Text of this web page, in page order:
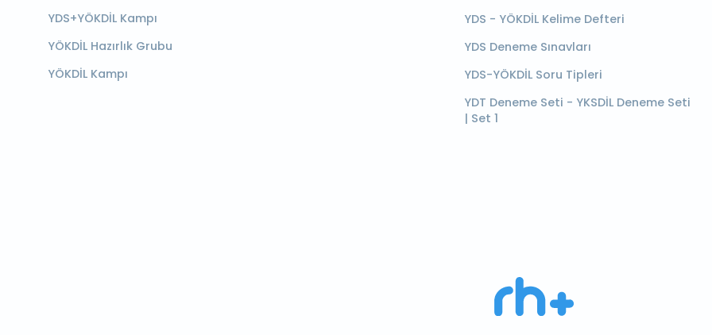
YDS+YÖKDİL Kampı
YÖKDİL Hazırlık Grubu
YÖKDİL Kampı
YDS - YÖKDİL Kelime Defteri
YDS Deneme Sınavları
YDS-YÖKDİL Soru Tipleri
YDT Deneme Seti - YKSDİL Deneme Seti
| Set 1